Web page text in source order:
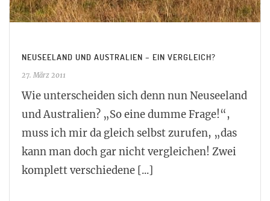
NEUSEELAND UND AUSTRALIEN – EIN VERGLEICH?
27. März 2011
Wie unterscheiden sich denn nun Neuseeland
und Australien? „So eine dumme Frage!“,
muss ich mir da gleich selbst zurufen, „das
kann man doch gar nicht vergleichen! Zwei
komplett verschiedene [...]